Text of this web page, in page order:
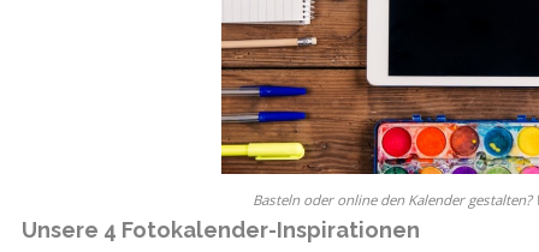
Basteln oder online den Kalender
Unsere 4 Fotokalender-Inspirationen